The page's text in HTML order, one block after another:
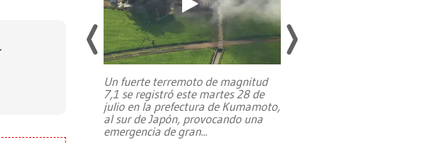
de
institución
Un fuerte terremoto de magnitud
7,1 se registró este martes 28 de
julio en la prefectura de Kumamoto,
al sur de Japón, provocando una
emergencia de gran...